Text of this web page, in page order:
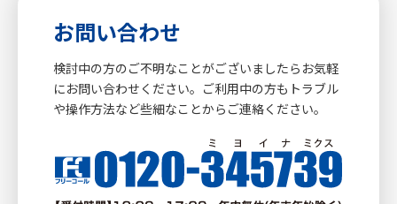
お問い合わせ
検討中の方のご不明なことがございましたらお気軽
にお問い合わせください。ご利用中の方もトラブル
や操作方法など些細なことからご連絡ください。